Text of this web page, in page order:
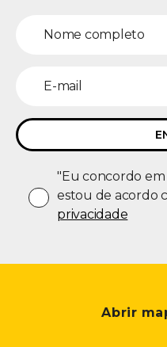
"Eu concordo
estou de acordo
privacidade
Abrir